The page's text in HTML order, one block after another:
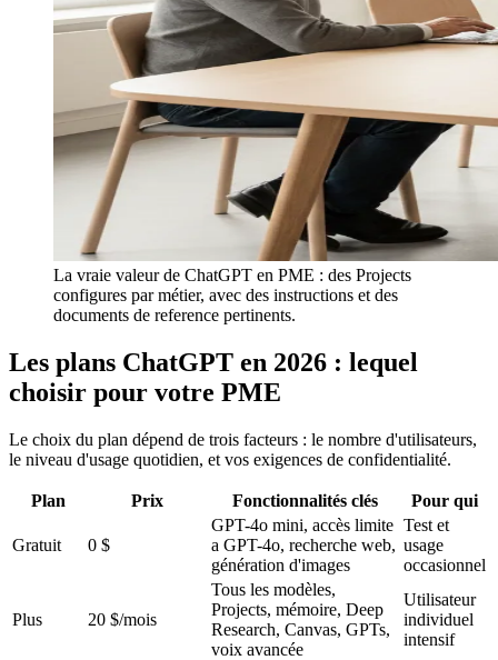
La vraie valeur de ChatGPT en PME : des Projects
configures par métier, avec des instructions et des
documents de reference pertinents.
Les plans ChatGPT en 2026 : lequel
choisir pour votre PME
Le choix du plan dépend de trois facteurs : le nombre d'utilisateurs,
le niveau d'usage quotidien, et vos exigences de confidentialité.
Plan Prix Fonctionnalités clés Pour qui
Gratuit 0 $
GPT-4o mini, accès limite
a GPT-4o, recherche web,
génération d'images
Test et
usage
occasionnel
Plus 20 $/mois
Tous les modèles,
Projects, mémoire, Deep
Research, Canvas, GPTs,
voix avancée
Utilisateur
individuel
intensif